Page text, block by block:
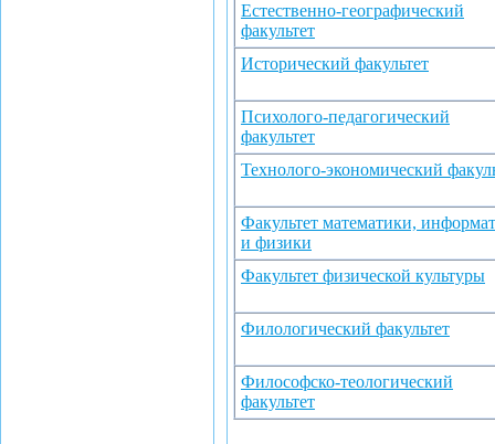
Естественно-географический
факультет
Исторический факультет
Психолого-педагогический
факультет
Технолого-экономический
Факультет математики,
и физики
Факультет физической культуры
Филологический факультет
Философско-теологический
факультет